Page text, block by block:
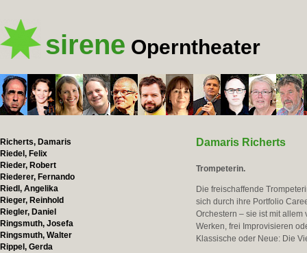
sirene Operntheater
Richerts, Damaris
Riedel, Felix
Rieder, Robert
Riederer, Fernando
Riedl, Angelika
Rieger, Reinhold
Riegler, Daniel
Ringsmuth, Josefa
Ringsmuth, Walter
Rippel, Gerda
Damaris Richerts
Trompeterin.
Die freischaffende
sich durch ihre Portfolio
Orchestern – sie ist mit
Werken, frei Improvisieren
Klassische oder Neue: Die